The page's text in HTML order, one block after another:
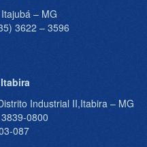
– MG
3622 – 3596
Industrial II,Itabira – MG
0800
087